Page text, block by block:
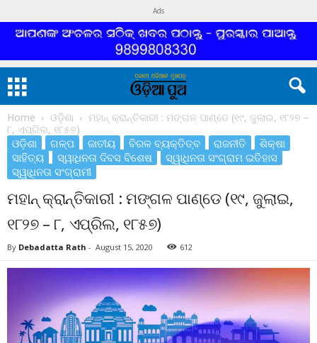
Ads
Home ଓଡ଼ିଶା
ମହାନ୍ କ୍ରାନ୍ତିକାରୀ : ମଙ୍ଗଳ ପାଣ୍ଡେ (୧୯, ଜୁଲାଇ, ୧୮୨୭ –
୮, ଏପ୍ରିଲ, ୧୮୫୭)
ଓଡ଼ିଶା ଗଳ୍ପ ଜାତୀୟ ବିରଳ ବ୍ୟକ୍ତିତ୍ବ ରାଜନୀତି
ଶିକ୍ଷା
ସାହିତ୍ୟ
ସ୍ୱାଧିନତା ଦିବସ ବିଶେଷ
ସ୍ୱାଧିନତା ସଂଗ୍ରାମ ଇତିହାସ
ସ୍ୱାଧିନତା ସଂଗ୍ରାମୀ
ମହାନ୍ କ୍ରାନ୍ତିକାରୀ : ମଙ୍ଗଳ ପାଣ୍ଡେ (୧୯, ଜୁଲାଇ,
୧୮୨୭ – ୮, ଏପ୍ରିଲ, ୧୮୫୭)
By Debadatta Rath - August 15, 2020 612